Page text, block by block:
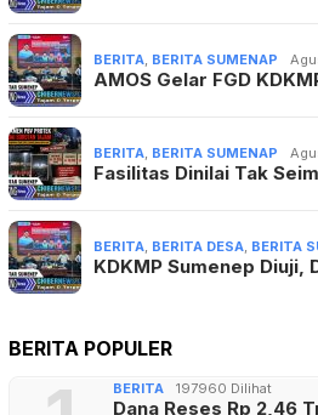
BERITA, BERITA SUMENAP
AMOS Gelar FGD
BERITA, BERITA SUMENAP
Fasilitas Dinilai Tak
BERITA, BERITA DESA, BERITA
KDKMP Sumenep Diuji,
BERITA POPULER
BERITA 197960 Dilihat
Dana Reses Rp 2,46